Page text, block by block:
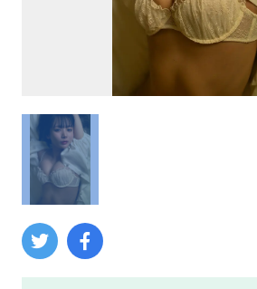
数学
コンピューター
ミリタリー
その他